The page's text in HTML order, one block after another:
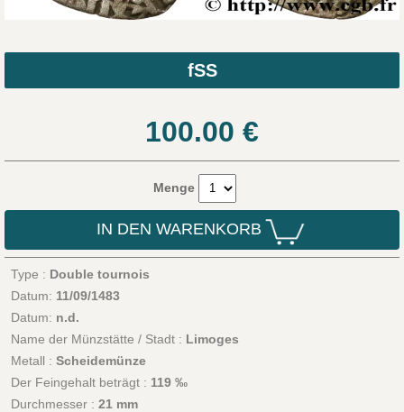
fSS
100.00 €
Menge
IN DEN WARENKORB
Type : Double tournois
Datum: 11/09/1483
Datum: n.d.
Name der Münzstätte / Stadt : Limoges
Metall : Scheidemünze
Der Feingehalt beträgt : 119 ‰
Durchmesser : 21 mm